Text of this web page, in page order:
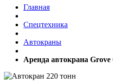
Главная
Спецтехника
Автокраны
Аренда автокрана Grove